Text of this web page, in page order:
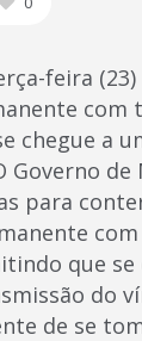
feira
com
chegue a
para
que
do
de se